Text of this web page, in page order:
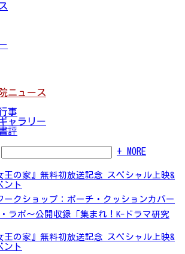
ニュース
事
ャラリー
評
+ MORE
王の家』無料初放送記念 スペシャル上映&
ント
ークショップ：ポーチ・クッションカバー
ラボ～公開収録「集まれ！K-ドラマ研究
王の家』無料初放送記念 スペシャル上映&
ント